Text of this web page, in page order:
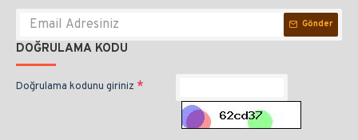
Gönder
DOĞRULAMA KODU
Doğrulama kodunu giriniz